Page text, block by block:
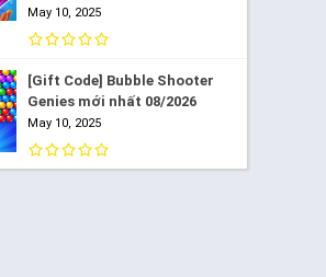
May 10, 2025
[Gift Code] Bubble Shooter
Genies mới nhất 08/2026
May 10, 2025